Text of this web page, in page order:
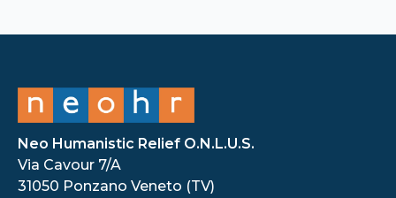
Neo Humanistic Relief O.N.L.U.S.
Via Cavour 7/A
31050 Ponzano Veneto (TV)